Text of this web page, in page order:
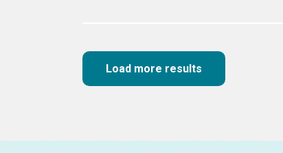
Load more results